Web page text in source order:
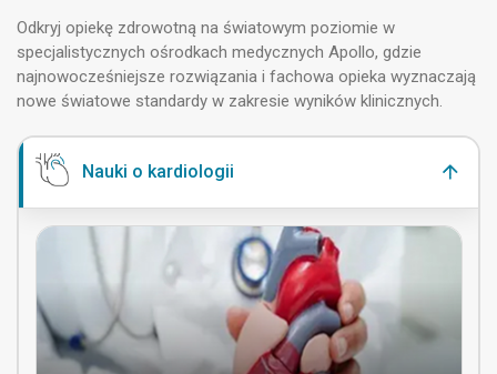
Odkryj opiekę zdrowotną na światowym poziomie w
specjalistycznych ośrodkach medycznych Apollo, gdzie
najnowocześniejsze rozwiązania i fachowa opieka wyznaczają
nowe światowe standardy w zakresie wyników klinicznych.
Nauki o kardiologii